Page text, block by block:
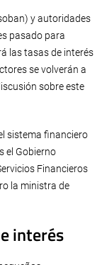
y autoridades
pasado para
las tasas de interés
se volverán a
sobre este
sistema financiero
el Gobierno
Financieros
la ministra de
interés